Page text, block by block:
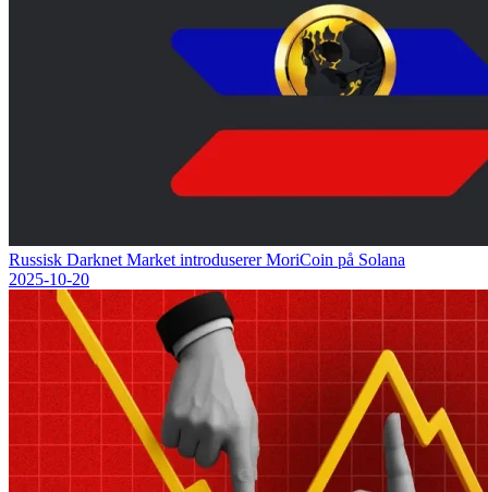
Russisk Darknet Market introduserer MoriCoin på Solana
2025-10-20